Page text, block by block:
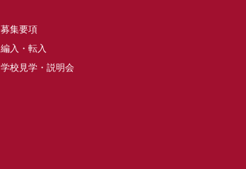
募集要項
編入・転入
学校見学・説明会